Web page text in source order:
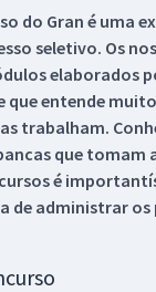
do Gran é uma
seletivo. Os
elaborados
que entende
trabalham.
que tomam
é
de administrar os